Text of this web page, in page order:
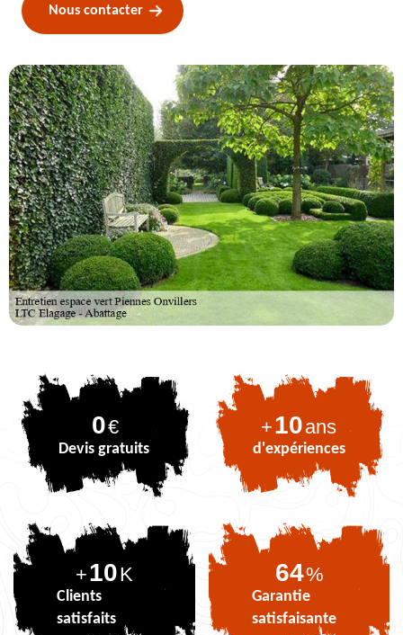
Nous contacter
0€
Devis gratuits
+10ans
d'expériences
+10K
Clients
satisfaits
80%
Garantie
satisfaisante